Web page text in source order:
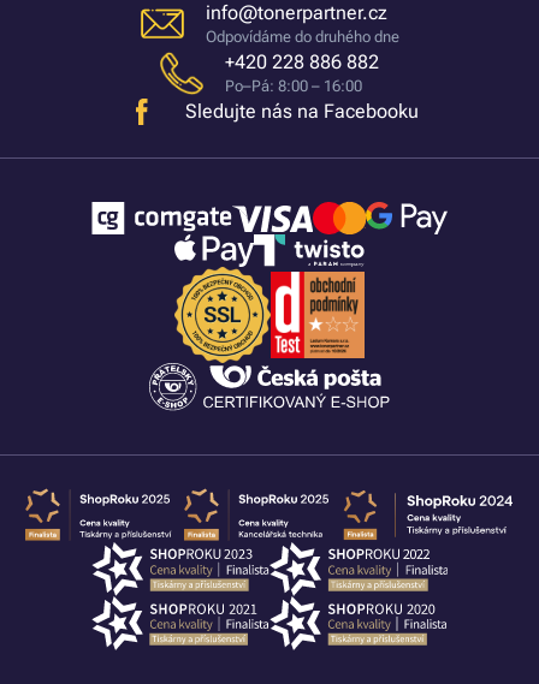
info@tonerpartner.cz
Odpovídáme do druhého dne
+420 228 886 882
Po–Pá: 8:00 – 16:00
Sledujte nás na Facebooku